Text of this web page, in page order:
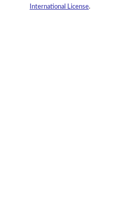
International License.